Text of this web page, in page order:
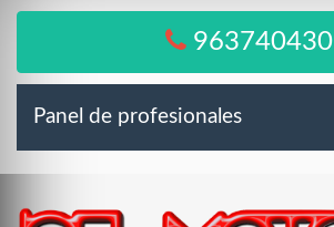
963740430
Panel de profesionales